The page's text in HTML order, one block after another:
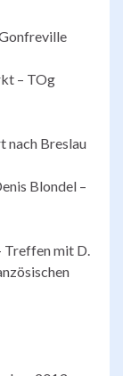
– TOg
nach Breslau
Blondel –
mit D.